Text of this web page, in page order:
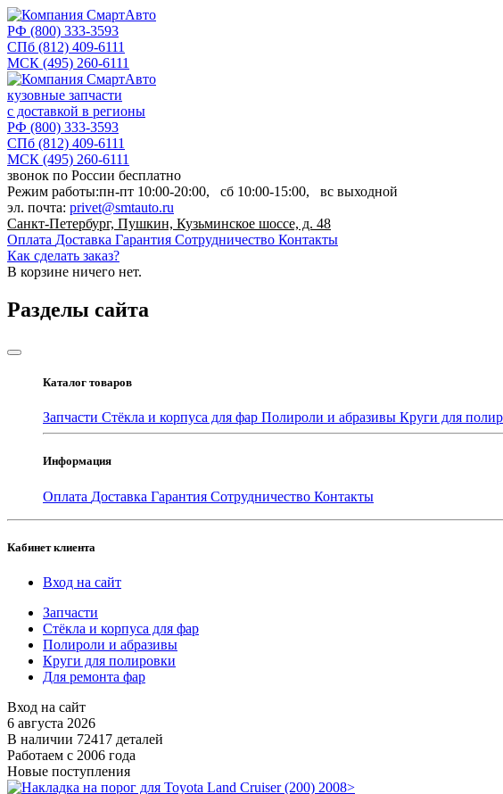
РФ (800) 333-3593
СПб (812) 409-6111
МСК (495) 260-6111
кузовные запчасти
с доставкой в регионы
РФ (800) 333-3593
СПб (812) 409-6111
МСК (495) 260-6111
звонок по России бесплатно
Режим работы:пн-пт 10:00-20:00, сб 10:00-15:00, вс выходной
эл. почта: privet@smtauto.ru
Санкт-Петербург, Пушкин, Кузьминское шоссе, д. 48
Оплата Доставка Гарантия Сотрудничество Контакты
Как сделать заказ?
В корзине ничего нет.
Разделы сайта
Каталог товаров
Запчасти Стёкла и корпуса для фар Полироли и абразивы Круги для
Информация
Оплата Доставка Гарантия Сотрудничество Контакты
Кабинет клиента
Вход на сайт
Запчасти
Стёкла и корпуса для фар
Полироли и абразивы
Круги для полировки
Для ремонта фар
Вход на сайт
6 августа 2026
В наличии 72417 деталей
Работаем с 2006 года
Новые поступления